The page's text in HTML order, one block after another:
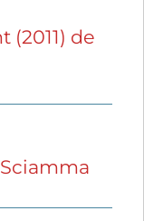
(2011) de